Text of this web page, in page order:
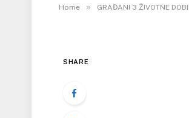
Home » GRAĐANI 3 ŽIVOTNE DOBI
31. SRPNJA 2011. 19 VIEWS
SHARE